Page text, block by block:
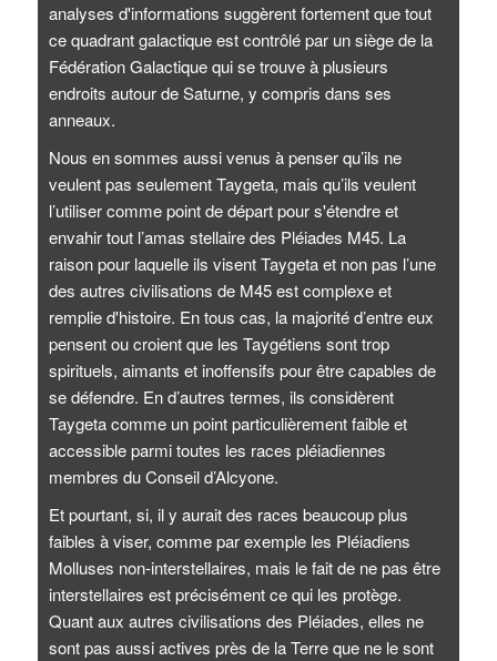
analyses d'informations suggèrent fortement que tout
ce quadrant galactique est contrôlé par un siège de la
Fédération Galactique qui se trouve à plusieurs
endroits autour de Saturne, y compris dans ses
anneaux.
Nous en sommes aussi venus à penser qu’ils ne
veulent pas seulement Taygeta, mais qu’ils veulent
l’utiliser comme point de départ pour s'étendre et
envahir tout l’amas stellaire des Pléiades M45. La
raison pour laquelle ils visent Taygeta et non pas l’une
des autres civilisations de M45 est complexe et
remplie d'histoire. En tous cas, la majorité d’entre eux
pensent ou croient que les Taygétiens sont trop
spirituels, aimants et inoffensifs pour être capables de
se défendre. En d’autres termes, ils considèrent
Taygeta comme un point particulièrement faible et
accessible parmi toutes les races pléiadiennes
membres du Conseil d’Alcyone.
Et pourtant, si, il y aurait des races beaucoup plus
faibles à viser, comme par exemple les Pléiadiens
Molluses non-interstellaires, mais le fait de ne pas être
interstellaires est précisément ce qui les protège.
Quant aux autres civilisations des Pléiades, elles ne
sont pas aussi actives près de la Terre que ne le sont